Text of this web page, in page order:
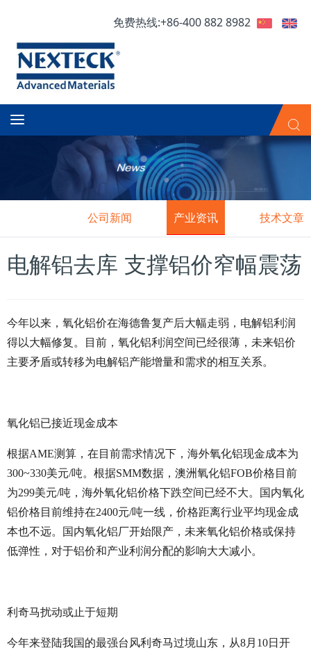
免费热线:+86-400 882 8982
公司新闻 产业资讯 技术文章
电解铝去库 支撑铝价窄幅震荡
今年以来，氧化铝价在海德鲁复产后大幅走弱，电解铝利润
得以大幅修复。目前，氧化铝利润空间已经很薄，未来铝价
主要矛盾或转移为电解铝产能增量和需求的相互关系。
氧化铝已接近现金成本
根据AME测算，在目前需求情况下，海外氧化铝现金成本为
300~330美元/吨。根据SMM数据，澳洲氧化铝FOB价格目前
为299美元/吨，海外氧化铝价格下跌空间已经不大。国内氧化
铝价格目前维持在2400元/吨一线，价格距离行业平均现金成
本也不远。国内氧化铝厂开始限产，未来氧化铝价格或保持
低弹性，对于铝价和产业利润分配的影响大大减小。
利奇马扰动或止于短期
今年来登陆我国的最强台风利奇马过境山东，从8月10日开